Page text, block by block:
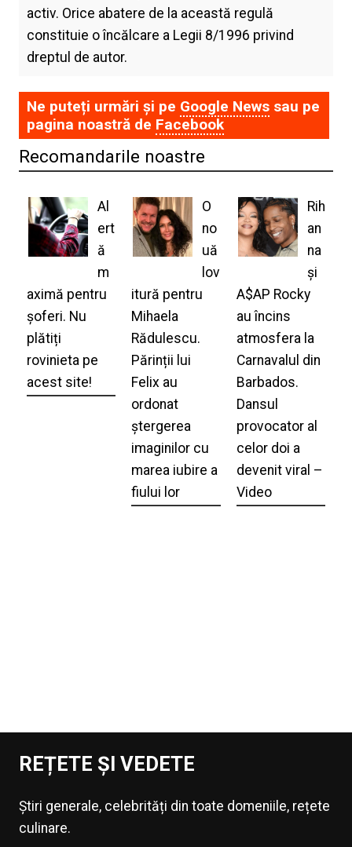
activ. Orice abatere de la această regulă
constituie o încălcare a Legii 8/1996 privind
dreptul de autor.
Ne puteți urmări și pe Google Newssau pe
pagina noastră de Facebook
Recomandarile noastre
Al
ert
ă
m
aximă pentru
șoferi. Nu
plătiți
rovinieta pe
acest site!
O
no
uă
lov
itură pentru
Mihaela
Rădulescu.
Părinții lui
Felix au
ordonat
ștergerea
imaginilor cu
marea iubire a
fiului lor
Rih
an
na
și
A$AP Rocky
au încins
atmosfera la
Carnavalul din
Barbados.
Dansul
provocator al
celor doi a
devenit viral –
Video
REȚETE ȘI VEDETE
Știri generale, celebrități din toate domeniile, rețete
culinare.